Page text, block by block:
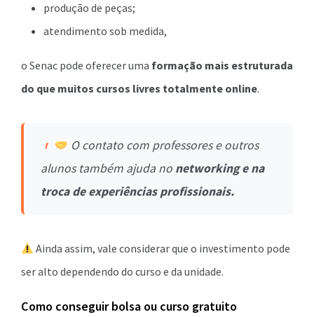
produção de peças;
atendimento sob medida,
o Senac pode oferecer uma formação mais estruturada
do que muitos cursos livres totalmente online.
O contato com professores e outros
alunos também ajuda no networking e na
troca de experiências profissionais.
Ainda assim, vale considerar que o investimento pode
ser alto dependendo do curso e da unidade.
Como conseguir bolsa ou curso gratuito